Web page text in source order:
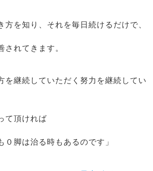
方を知り、それを毎日続けるだけで、
されてきます。
を継続していただく努力を継続してい
て頂ければ
０脚は治る時もあるのです」